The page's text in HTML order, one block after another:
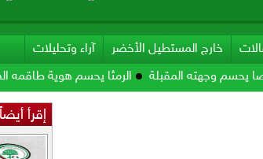
خارج المستطيل الأخضر آراء وتحليلات
المقبلة الرمثا يحسم هوية طاقمه الفني
إقرأ أيضاً